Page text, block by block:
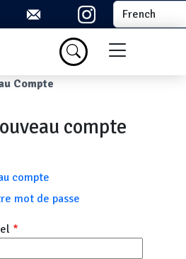
Select your
Menu du
Compte
compte
compte
mot de passe